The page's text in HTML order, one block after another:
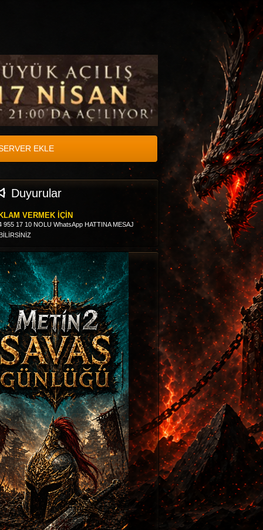
EKLE
Duyurular
VERMEK İÇİN
955 17 10 NOLU WhatsApp HATTINA MESAJ